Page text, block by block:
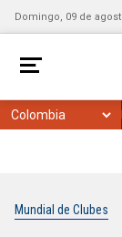
Domingo, 09 de
Mundial de Clubes